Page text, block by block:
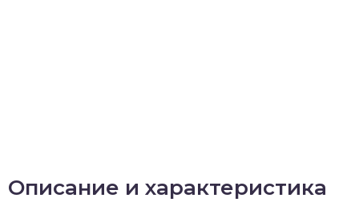
Описание и характеристика